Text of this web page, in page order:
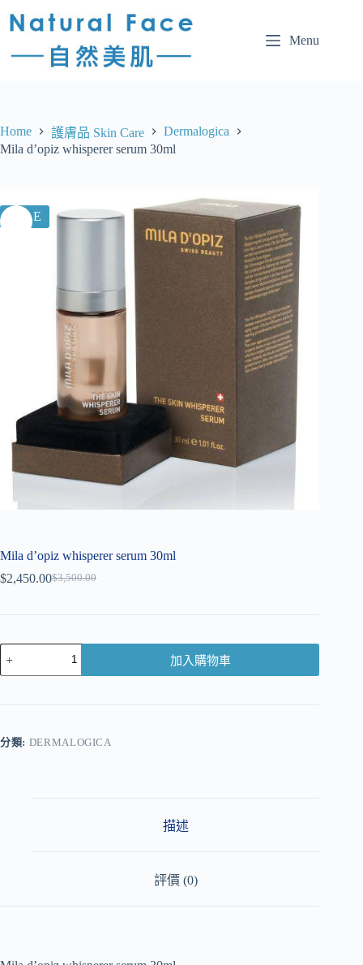
Menu
Home 護膚品 Skin Care
Dermalogica
Mila d’opiz whisperer serum 30ml
SALE
Mila d’opiz whisperer serum 30ml
$3,500.00
$2,450.00
加入購物車
r
分類: DERMALOGICA
描述
評價 (0)